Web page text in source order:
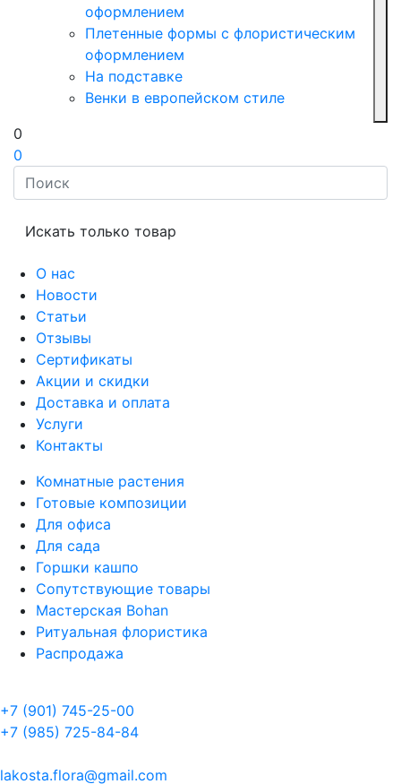
оформлением
Плетенные формы с флористическим
оформлением
На подставке
Венки в европейском стиле
0
0
Искать только товар
О нас
Новости
Статьи
Отзывы
Сертификаты
Акции и скидки
Доставка и оплата
Услуги
Контакты
Комнатные растения
Готовые композиции
Для офиса
Для сада
Горшки кашпо
Сопутствующие товары
Мастерская Bohan
Ритуальная флористика
Распродажа
+7 (901) 745-25-00
+7 (985) 725-84-84
lakosta.flora@gmail.com